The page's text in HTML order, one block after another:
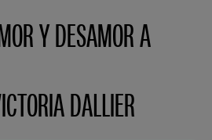
Y DESAMOR A
DALLIER